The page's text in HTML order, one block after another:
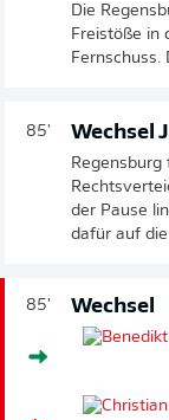
Die
Freistöße in
85' Wechsel
Regensburg
der Pause
dafür auf
85' Wechsel